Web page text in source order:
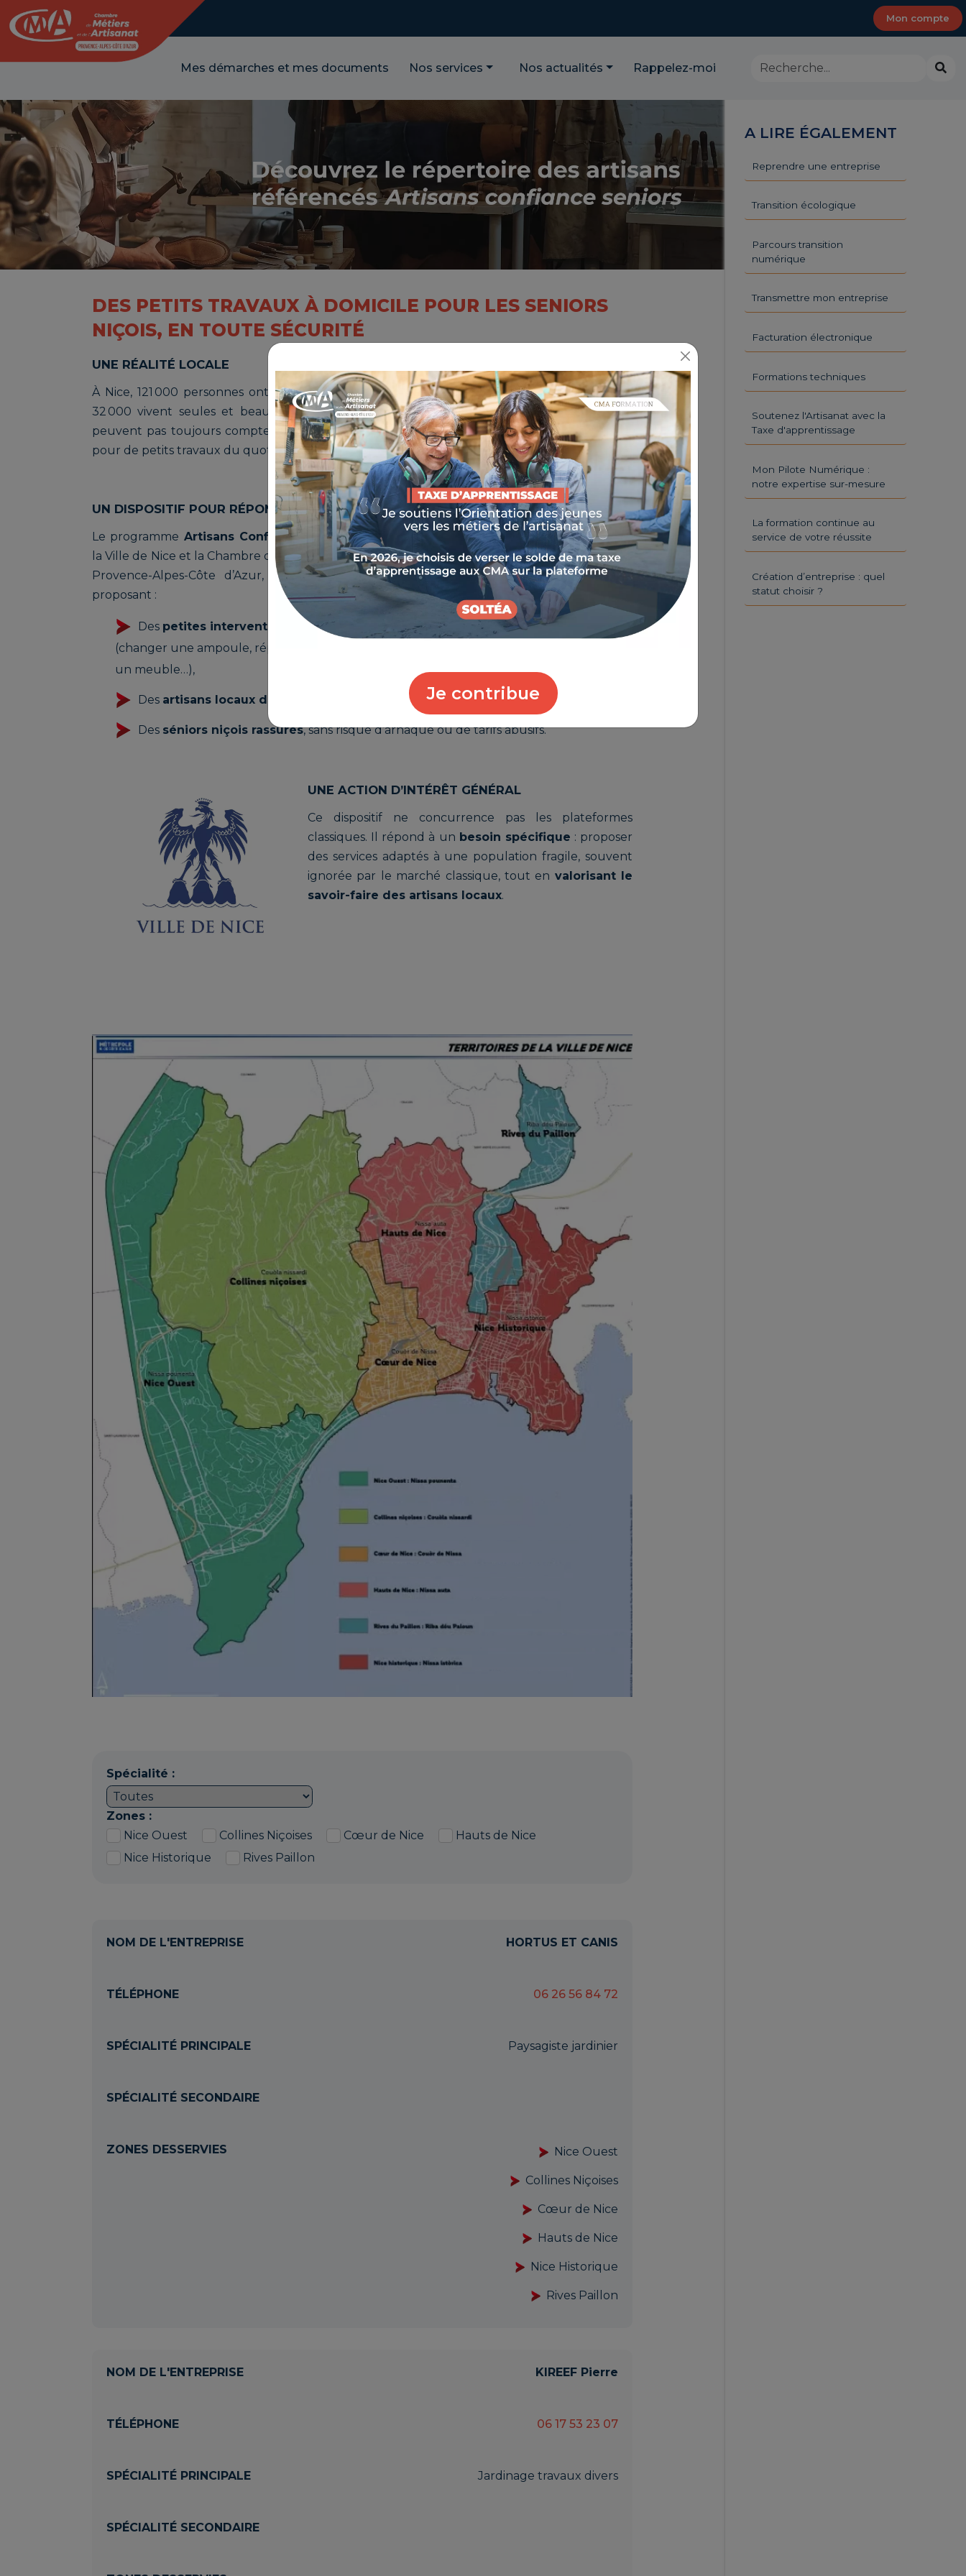
Mon compte
Mes démarches et mes documents Nos services Nos actualités Rappelez-moi
Rechercher
dans
CMA
Alpes-
Je contribue
DES PETITS TRAVAUX À DOMICILE POUR LES SENIORS
NIÇOIS, EN TOUTE SÉCURITÉ
UNE RÉALITÉ LOCALE
À Nice, 121 000 personnes ont 55 ans ou plus, dont 42 000 ont 75 ans et plus. Parmi elles,
32 000 vivent seules et beaucoup perdent en autonomie. Souvent isolés, ces seniors ne
peuvent pas toujours compter sur leurs proches ou faire appel à des artisans traditionnels
pour de petits travaux du quotidien.
UN DISPOSITIF POUR RÉPONDRE À LEURS BESOINS
Le programme Artisans Confiance Seniors, porté par
la Ville de Nice et la Chambre de Métiers et de l’Artisanat
Provence-Alpes-Côte d’Azur, répond à ces défis en
proposant :
Des petites interventions sécurisées
(changer une ampoule, réparer un robinet, monter
un meuble…),
Des artisans locaux de confiance , référencés et engagés,
Des séniors niçois rassurés, sans risque d’arnaque ou de tarifs abusifs.
UNE ACTION D’INTÉRÊT GÉNÉRAL
Ce dispositif ne concurrence pas les plateformes
classiques. Il répond à un besoin spécifique : proposer
des services adaptés à une population fragile, souvent
ignorée par le marché classique, tout en valorisant le
savoir-faire des artisans locaux.
Spécialité :
Zones :
Nice Ouest
Collines Niçoises Cœur de Nice
Hauts de Nice
Nice Historique
Rives Paillon
HORTUS ET CANIS
06 26 56 84 72
Paysagiste jardinier
Nice Ouest
Collines Niçoises
Cœur de Nice
Hauts de Nice
Nice Historique
Rives Paillon
KIREEF Pierre
06 17 53 23 07
Jardinage travaux divers
A LIRE ÉGALEMENT
Reprendre une entreprise
Transition écologique
Parcours transition
numérique
Transmettre mon entreprise
Facturation électronique
Formations techniques
Soutenez l'Artisanat avec la
Taxe d'apprentissage
Mon Pilote Numérique :
notre expertise sur-mesure
La formation continue au
service de votre réussite
Création d’entreprise : quel
statut choisir ?
Panneau de gestion des cookies